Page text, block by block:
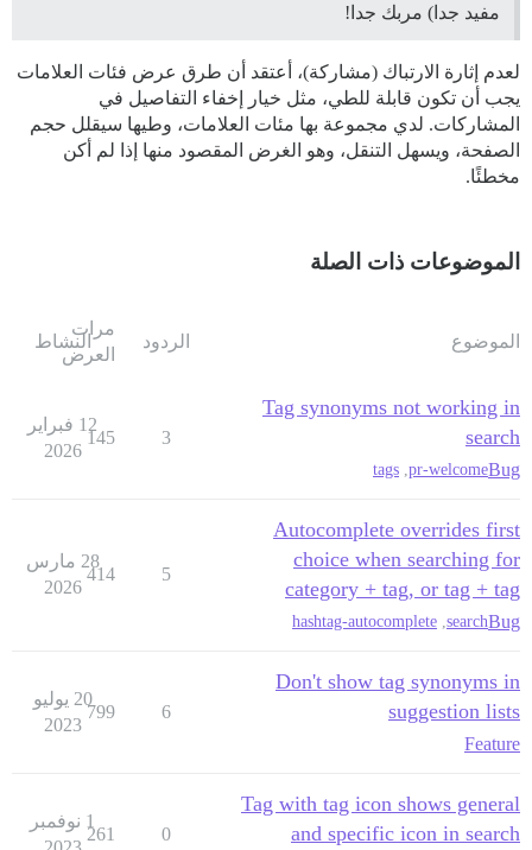
مفيد جدا) مربك جدا!
لعدم إثارة الارتباك (مشاركة)، أعتقد أن طرق عرض فئات العلامات
يجب أن تكون قابلة للطي، مثل خيار إخفاء التفاصيل في
المشاركات. لدي مجموعة بها مئات العلامات، وطيها سيقلل حجم
الصفحة، ويسهل التنقل، وهو الغرض المقصود منها إذا لم أكن
مخطئًا.
الموضوعات ذات الصلة
الموضوع الردود
مرات
العرض
النشاط
Tag synonyms not working in
search
Bug
pr-welcome
,
tags
3
145
12 فبراير
2026
Autocomplete overrides first
choice when searching for
category + tag, or tag + tag
Bug
search
,
hashtag-autocomplete
5
414
28 مارس
2026
Don't show tag synonyms in
suggestion lists
Feature
6
799
20 يوليو
2023
Tag with tag icon shows general
and specific icon in search
0
261
1 نوفمبر